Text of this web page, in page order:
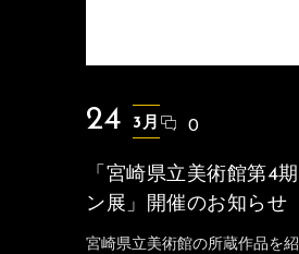
24 3月 0
「宮崎県立美術館第4
ン展」開催のお知らせ
宮崎県立美術館の所蔵作品を